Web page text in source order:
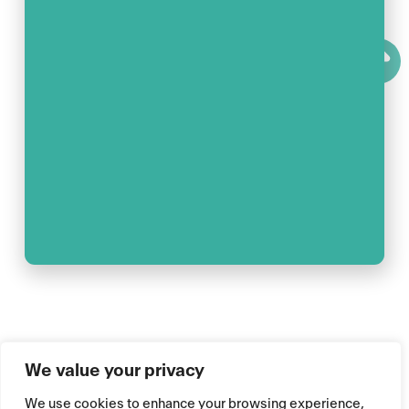
We value your privacy
We use cookies to enhance your browsing experience,